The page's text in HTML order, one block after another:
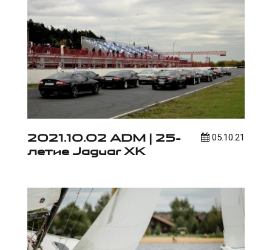
05.10.21
2021.10.02 ADM | 25-
летие Jaguar XK